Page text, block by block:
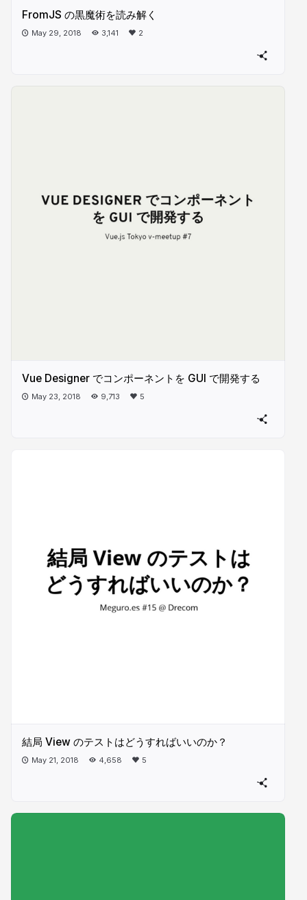
FromJS の黒魔術を読み解く
May 29, 2018 3,141 2
Vue Designer でコンポーネントを GUI で開発する
May 23, 2018 9,713 5
結局 View のテストはどうすればいいのか？
May 21, 2018 4,658 5